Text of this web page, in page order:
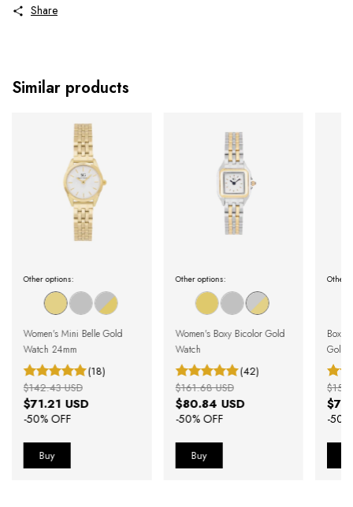
Share
Similar products
Other options:
Women's Mini Belle Gold
Watch 24mm
(18)
$71.21 USD
-50% OFF
$142.43 USD
Other options:
Women's Boxy Bicolor Gold
Watch
(42)
$80.84 USD
-50% OFF
$161.68 USD
Other
Boxy
Gold
-50